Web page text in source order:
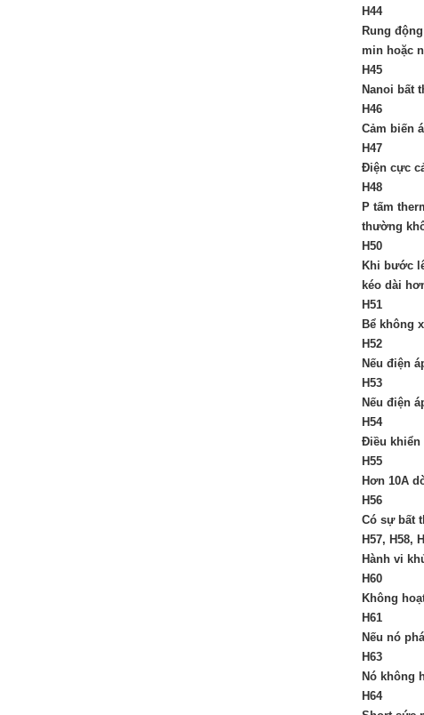
H44
Rung
min hoặc
H45
Nanoi bất
H46
Cảm biến
H47
Điện cực
H48
P tấm
thường
H50
Khi bước
kéo dài
H51
Bể không
H52
Nếu điện
H53
Nếu điện
H54
Điều khiển
H55
Hơn 10A
H56
Có sự bất
H57, H58,
Hành vi
H60
Không
H61
Nếu nó
H63
Nó không
H64